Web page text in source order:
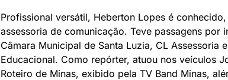
Profissional versátil, Heberton Lopes é
assessoria de comunicação. Teve passagens por
Câmara Municipal de Santa Luzia, CL Assessoria
Educacional. Como repórter, atuou nos veículos
Roteiro de Minas, exibido pela TV Band Minas,